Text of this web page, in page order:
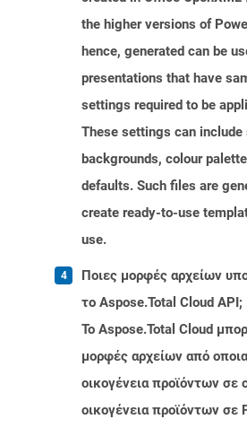
the higher versions of
hence, generated can be
presentations that have
settings required to be
These settings can include
backgrounds, colour
defaults. Such files are
create ready-to-use
use.
Ποιες μορφές αρχείων
το Aspose.Total Cloud API;
Το Aspose.Total Cloud
μορφές αρχείων από
οικογένεια προϊόντων σε
οικογένεια προϊόντων σε